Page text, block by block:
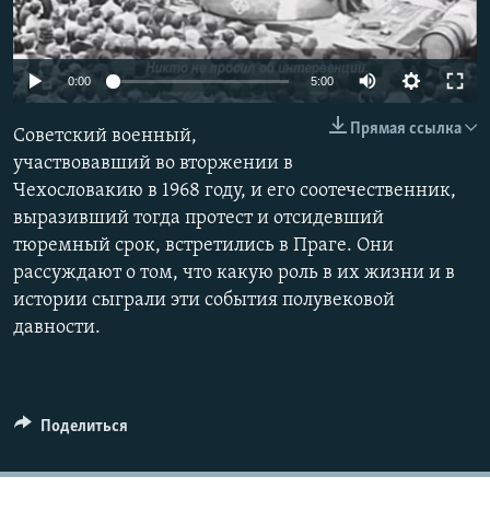
0:00 5:00
Прямая ссылка
Советский военный,
участвовавший во вторжении в
Чехословакию в 1968 году, и его соотечественник,
выразивший тогда протест и отсидевший
тюремный срок, встретились в Праге. Они
рассуждают о том, что какую роль в их жизни и в
истории сыграли эти события полувековой
давности.
Поделиться